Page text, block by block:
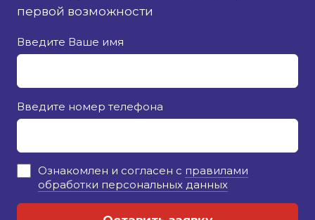
первой возможности
Введите Ваше имя
Введите номер телефона
Ознакомлен и согласен с правилами
обработки персональных данных